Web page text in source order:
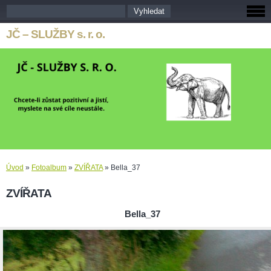
JČ – SLUŽBY s. r. o.
Úvod » Fotoalbum » ZVÍŘATA» Bella_37
ZVÍŘATA
Bella_37